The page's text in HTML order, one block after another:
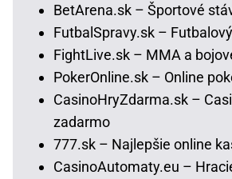
BetArena.sk – Športové
FutbalSpravy.sk –
FightLive.sk – MMA a
PokerOnline.sk – Online
CasinoHryZdarma.sk –
zadarmo
777.sk – Najlepšie online
CasinoAutomaty.eu –